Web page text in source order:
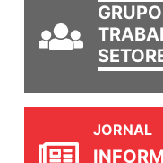
JORNAL
INFORM